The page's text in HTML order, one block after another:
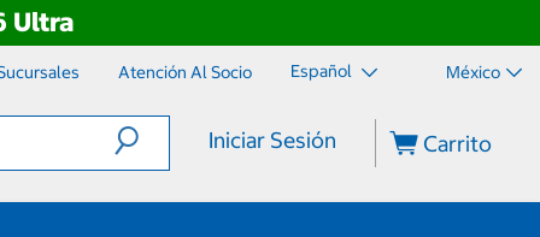
Ultra
Atención Al Socio Español México
Iniciar Sesión Carrito